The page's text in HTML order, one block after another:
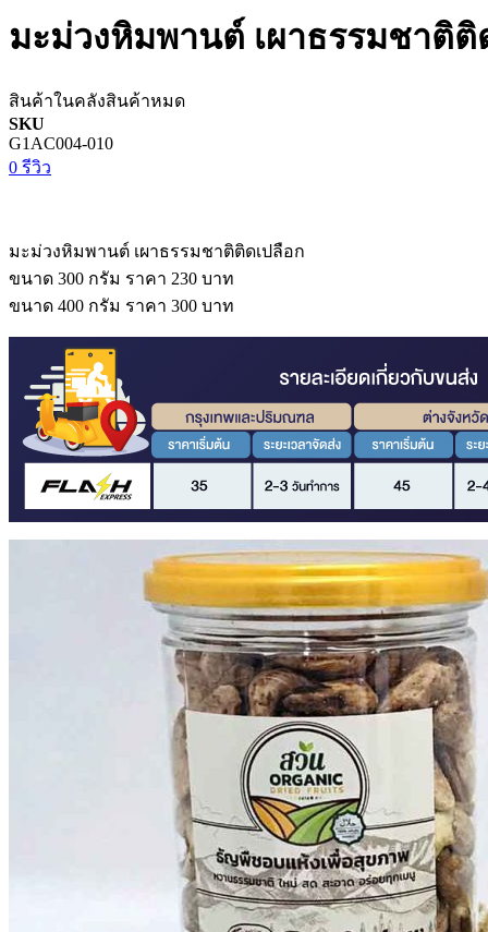
มะม่วงหิมพานต์ เผาธรรมชาติติ
สินค้าในคลังสินค้าหมด
SKU
G1AC004-010
0 รีวิว
มะม่วงหิมพานต์ เผาธรรมชาติติดเปลือก
ขนาด 300 กรัม ราคา 230 บาท
ขนาด 400 กรัม ราคา 300 บาท